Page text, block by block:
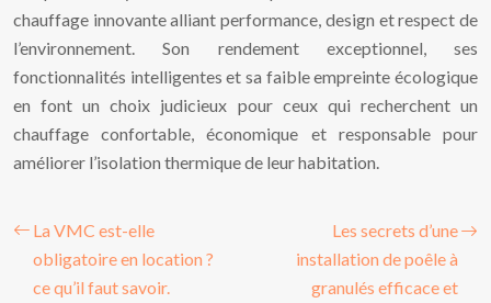
chauffage innovante alliant performance, design et respect de
l’environnement. Son rendement exceptionnel, ses
fonctionnalités intelligentes et sa faible empreinte écologique
en font un choix judicieux pour ceux qui recherchent un
chauffage confortable, économique et responsable pour
améliorer l’isolation thermique de leur habitation.
La VMC est-elle
obligatoire en location ?
ce qu’il faut savoir.
Les secrets d’une
installation de poêle à
granulés efficace et